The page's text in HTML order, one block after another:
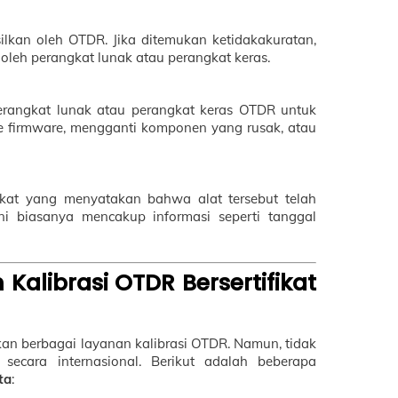
oleh OTDR. Jika ditemukan ketidakakuratan,
perangkat lunak atau perangkat keras.
lunak atau perangkat keras OTDR untuk
mengganti komponen yang rusak, atau
yang menyatakan bahwa alat tersebut telah
biasanya mencakup informasi seperti tanggal
OTDR Bersertifikat
berbagai layanan kalibrasi OTDR. Namun, tidak
internasional. Berikut adalah beberapa
: